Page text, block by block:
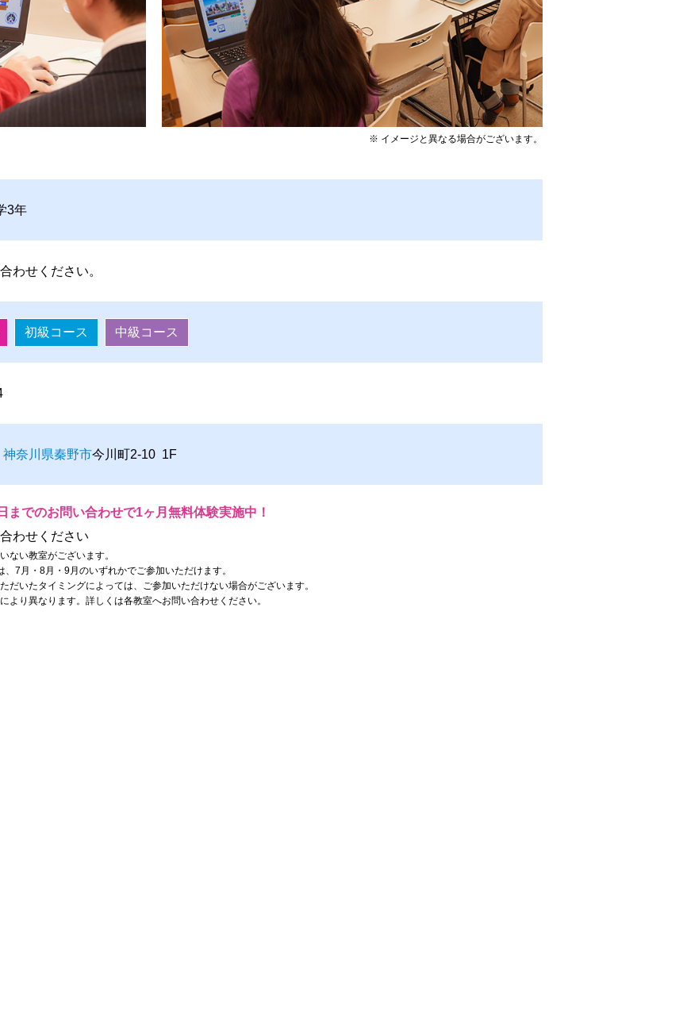
※ イメージと異なる場合がございます。
3年
わせください。
初級コース 中級コース
神奈川県秦野市今川町2-10 1F
までのお問い合わせで1ヶ月無料体験実施中！
わせください
ない教室がございます。
、7月・8月・9月のいずれかでご参加いただけます。
だいたタイミングによっては、ご参加いただけない場合がございます。
より異なります。詳しくは各教室へお問い合わせください。